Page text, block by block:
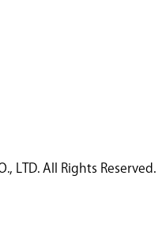
LTD. All Rights Reserved.